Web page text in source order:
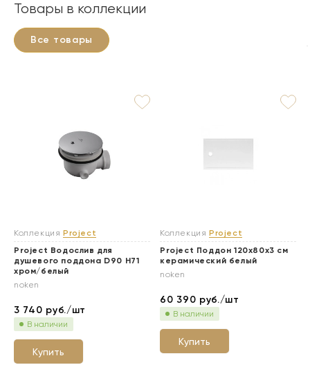
Товары в коллекции
Все товары
Коллекция Project
Project Водослив для
душевого поддона D90 H71
хром/белый
noken
3 740 руб./шт
В наличии
Купить
Коллекция Project
Project Поддон 120х80х3 см
керамический белый
noken
60 390 руб./шт
В наличии
Купить